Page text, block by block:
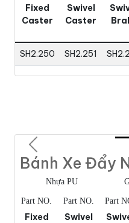
Fixed
Caster
Swivel
Caster
SH2.250 SH2.251
Previous
Bánh Xe Đẩy
Nhựa PU
Part NO.
Fixed
Part NO.
Swivel
Part